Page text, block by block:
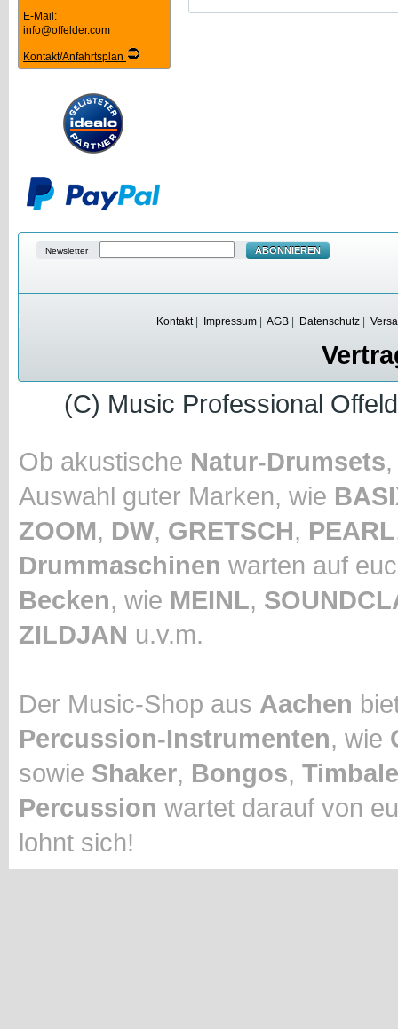
E-Mail:
info@offelder.com
Kontakt/Anfahrtsplan
Newsletter ABONNIEREN
Kontakt| Impressum AGB Datenschutz
(C) Music Professional
Ob akustische Natur-Drumsets
Auswahl guter Marken, wie
ZOOM, DW, GRETSCH, PEARL
Drummaschinen warten auf
Becken, wie MEINL,
ZILDJAN u.v.m.
Der Music-Shop aus Aachen
Percussion-Instrumenten, wie
sowie Shaker, Bongos,
Percussion wartet darauf von
lohnt sich!